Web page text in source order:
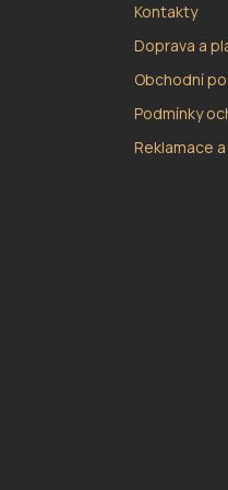
Kontakty
Doprava a
Obchodní
Podmínky
Reklamace